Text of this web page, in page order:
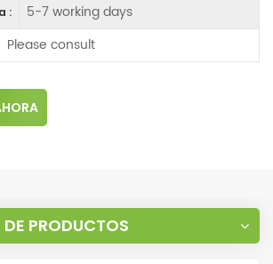
: 5-7 working days
Please consult
PRODUCTOS